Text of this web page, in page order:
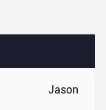
Jason